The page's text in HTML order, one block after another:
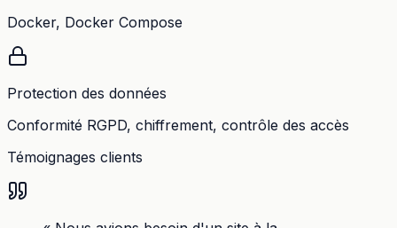
Docker, Docker Compose
Protection des données
Conformité RGPD, chiffrement, contrôle des accès
Témoignages clients